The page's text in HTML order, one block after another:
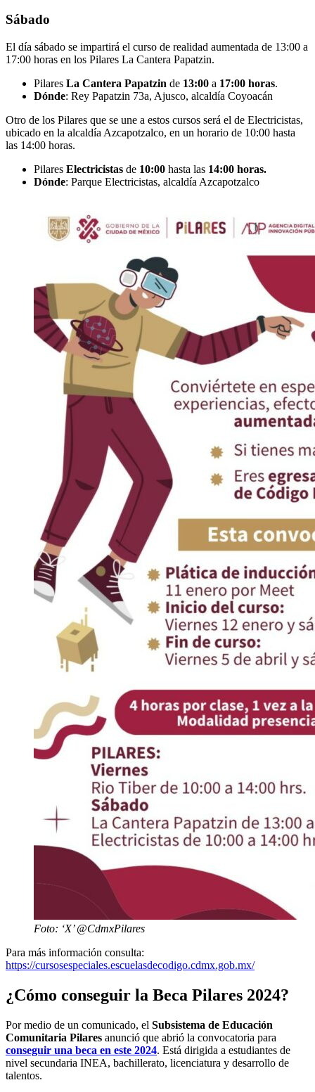
Sábado
El día sábado se impartirá el curso de realidad aumentada de 13:00 a
17:00 horas en los Pilares La Cantera Papatzin.
Pilares La Cantera Papatzin de 13:00 a 17:00 horas.
Dónde: Rey Papatzin 73a, Ajusco, alcaldía Coyoacán
Otro de los Pilares que se une a estos cursos será el de Electricistas,
ubicado en la alcaldía Azcapotzalco, en un horario de 10:00 hasta
las 14:00 horas.
Pilares Electricistas de 10:00 hasta las 14:00 horas.
Dónde: Parque Electricistas, alcaldía Azcapotzalco
Foto: ‘X’ @CdmxPilares
Para más información consulta:
https://cursosespeciales.escuelasdecodigo.cdmx.gob.mx/
¿Cómo conseguir la Beca Pilares 2024?
Por medio de un comunicado, el Subsistema de Educación
Comunitaria Pilares anunció que abrió la convocatoria para
conseguir una beca en este 2024. Está dirigida a estudiantes de
nivel secundaria INEA, bachillerato, licenciatura y desarrollo de
talentos.